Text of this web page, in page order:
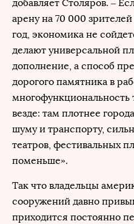
добавляет Столяров. –
арену на 70 000 зрителей
год, экономика не
делают универсальной
дополнение, а способ
дорогого памятника в
многофункциональность
везде: там плотнее
шуму и транспорту,
театров, фестивальных
поменьше».
Так что владельцы
сооружений давно
приходится постоянно